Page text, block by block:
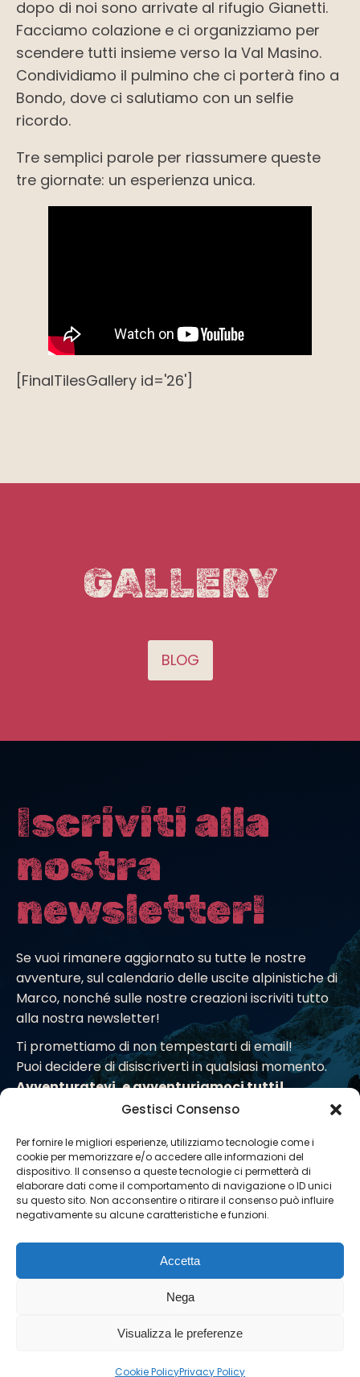
Gestisci Consenso
Per fornire le migliori esperienze, utilizziamo tecnologie come i
cookie per memorizzare e/o accedere alle informazioni del
dispositivo. Il consenso a queste tecnologie ci permetterà di
elaborare dati come il comportamento di navigazione o ID unici
su questo sito. Non acconsentire o ritirare il consenso può influire
negativamente su alcune caratteristiche e funzioni.
Accetta
Nega
Visualizza le preferenze
Cookie PolicyPrivacy Policy
dopo di noi sono arrivate al rifugio Gianetti.
Facciamo colazione e ci organizziamo per
scendere tutti insieme verso la Val Masino.
Condividiamo il pulmino che ci porterà fino a
Bondo, dove ci salutiamo con un selfie
ricordo.
Tre semplici parole per riassumere queste
tre giornate: un esperienza unica.
[FinalTilesGallery id='26']
GALLERY
BLOG
Iscriviti alla
nostra
newsletter!
Se vuoi rimanere aggiornato su tutte le nostre
avventure, sul calendario delle uscite alpinistiche di
Marco, nonché sulle nostre creazioni iscriviti tutto
alla nostra newsletter!
Ti promettiamo di non tempestarti di email!
Puoi decidere di disiscriverti in qualsiasi momento.
Avventuratevi, e avventuriamoci tutti!
Ho letto e accetto i termini e le condizioni
Alice Russolo | 38122 Trento P.Iva 02263030229 C.F.
Termini e Condizioni di Vendita Privacy Policy